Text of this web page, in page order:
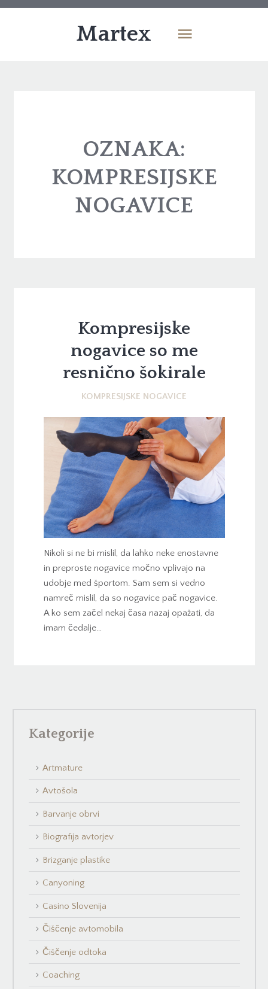
Martex
OZNAKA:
KOMPRESIJSKE
NOGAVICE
Kompresijske
nogavice so me
resnično šokirale
KOMPRESIJSKE NOGAVICE
Nikoli si ne bi mislil, da lahko neke enostavne
in preproste nogavice močno vplivajo na
udobje med športom. Sam sem si vedno
namreč mislil, da so nogavice pač nogavice.
A ko sem začel nekaj časa nazaj opažati, da
imam čedalje…
Kategorije
Artmature
Avtošola
Barvanje obrvi
Biografija avtorjev
Brizganje plastike
Canyoning
Casino Slovenija
Čiščenje avtomobila
Čiščenje odtoka
Coaching